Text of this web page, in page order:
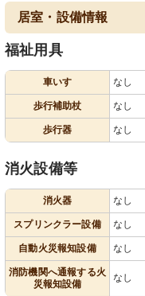
居室・設備情報
福祉用具
車いす なし
歩行補助杖 なし
歩行器 なし
消火設備等
消火器 なし
スプリンクラー設備 なし
自動火災報知設備 なし
消防機関へ通報する火
災報知設備
なし